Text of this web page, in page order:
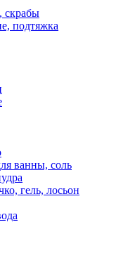
скрабы
подтяжка
ванны, соль
гель, лосьон